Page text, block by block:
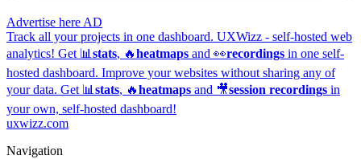
Advertise here AD
Track all your projects in one dashboard. UXWizz - self-hosted web
analytics! Get 📊 stats, 🔥heatmaps and 👀recordings in one self-
hosted dashboard. Improve your websites without sharing any of
your data. Get 📊 stats, 🔥heatmaps and 🎥session recordings in
your own, self-hosted dashboard!
uxwizz.com
Navigation